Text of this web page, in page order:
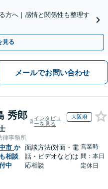
方へ｜感情と関係性も整理す
見る
メールでお問い合わせ
秀郎
インタビュ
ーを見る
大阪府
律事務所
市 か
相談
中
面談方法(対面・電
話・ビデオなど)は
応相談
営業時
間：本日
定休日